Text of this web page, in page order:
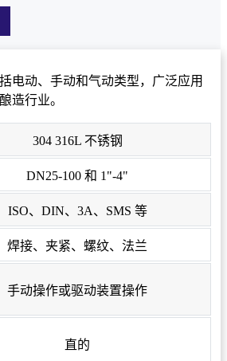
电动、手动和气动类型，广泛应用
造行业。
304 316L 不锈钢
DN25-100 和 1"-4"
ISO、DIN、3A、SMS 等
焊接、夹紧、螺纹、法兰
手动操作或驱动装置操作
直的